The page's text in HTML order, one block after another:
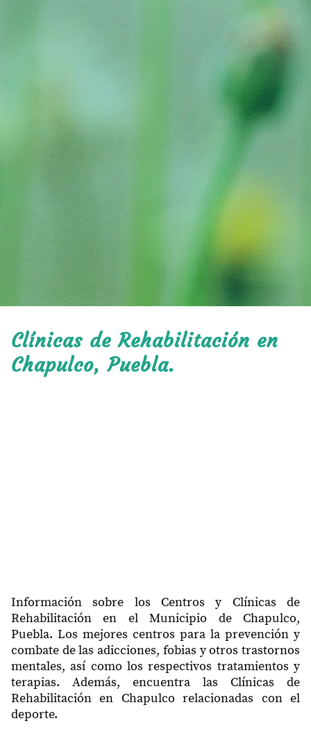
Clínicas de Rehabilitación en
Chapulco, Puebla.
Información sobre los Centros y Clínicas de
Rehabilitación en el Municipio de Chapulco,
Puebla. Los mejores centros para la prevención y
combate de las adicciones, fobias y otros trastornos
mentales, así como los respectivos tratamientos y
terapias. Además, encuentra las Clínicas de
Rehabilitación en Chapulco relacionadas con el
deporte.